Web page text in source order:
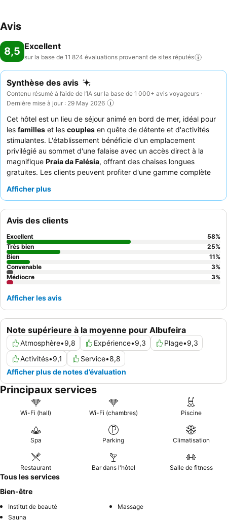
Avis
8,5 Excellent
sur la base de 11 824 évaluations provenant de sites réputés
Synthèse des avis
Contenu résumé à l’aide de l’IA sur la base de 1 000+ avis voyageurs ·
Dernière mise à jour : 29 May 2026
Cet hôtel est un lieu de séjour animé en bord de mer, idéal pour
les familles et les couples en quête de détente et d'activités
stimulantes. L'établissement bénéficie d'un emplacement
privilégié au sommet d'une falaise avec un accès direct à la
magnifique Praia da Falésia, offrant des chaises longues
gratuites. Les clients peuvent profiter d'une gamme complète
aquatique pour enfants
professionnalisme exceptionnels, l'
particulièrement appréciée pour ses activités captivantes et ses
spectacles nocturnes de grande qualité. Pour une expérience
plus spacieuse et sereine, pensez à réserver une
Junior Suite
qui offre un salon séparé de la chambre.
Afficher plus
Note supérieure à la moyenne pour Albufeira
Atmosphère•9,8 Expérience•9,3 Plage•9,3
Activités•9,1 Service•8,8
Afficher plus de notes d’évaluation
Avis des clients
Excellent 58%
Très bien
25%
Bien
11%
Convenable
3%
Médiocre
3%
Afficher les avis
Principaux services
Wi-Fi (hall) Wi-Fi (chambres) Piscine
Spa Parking Climatisation
Restaurant Bar dans l'hôtel Salle de fitness
Tous les services
Bien-être
Institut de beauté
Massage
Sauna